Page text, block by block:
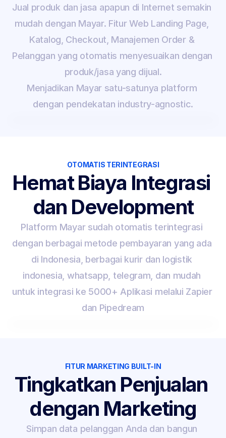
Jual produk dan jasa apapun di Internet semakin
mudah dengan Mayar. Fitur Web Landing Page,
Katalog, Checkout, Manajemen Order &
Pelanggan yang otomatis menyesuaikan dengan
produk/jasa yang dijual.
Menjadikan Mayar satu-satunya platform
dengan pendekatan industry-agnostic.
OTOMATIS TERINTEGRASI
Hemat Biaya Integrasi
dan Development
Platform Mayar sudah otomatis terintegrasi
dengan berbagai metode pembayaran yang ada
di Indonesia, berbagai kurir dan logistik
indonesia, whatsapp, telegram, dan mudah
untuk integrasi ke 5000+ Aplikasi melalui Zapier
dan Pipedream
FITUR MARKETING BUILT-IN
Tingkatkan Penjualan
dengan Marketing
Simpan data pelanggan Anda dan bangun